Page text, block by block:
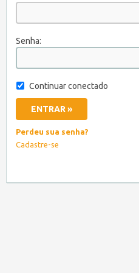
Senha:
Continuar conectado
Perdeu sua senha?
Cadastre-se